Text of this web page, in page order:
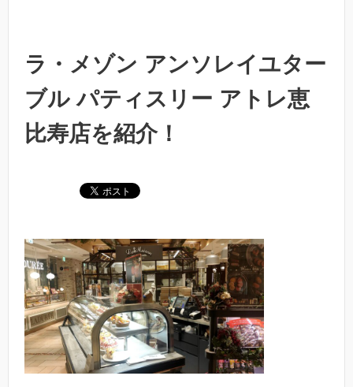
ラ・メゾン アンソレイユター
ブル パティスリー アトレ恵
比寿店を紹介！